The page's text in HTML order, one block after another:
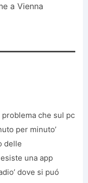
a Vienna
che sul pc
per minuto’
delle
una app
dove si puó